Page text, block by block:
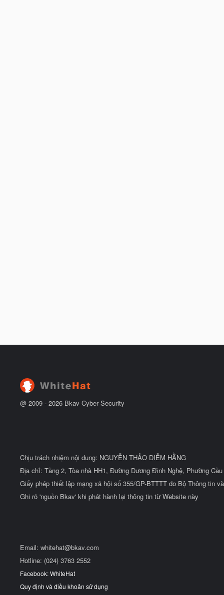
@ 2009 - 2026 Bkav Cyber Security
Chịu trách nhiệm nội dung: NGUYỄN THẢO DIỄM HẰNG
Địa chỉ: Tầng 2, Tòa nhà HH1, Đường Dương Đình Nghệ, Phường
Giấy phép thiết lập mạng xã hội số 355/GP-BTTTT do Bộ Thông tin
Ghi rõ 'nguồn Bkav' khi phát hành lại thông tin từ Website này
Email: whitehat@bkav.com
Hotline: (024) 3763 2552
Facebook: WhiteHat
Quy định và điều khoản sử dụng